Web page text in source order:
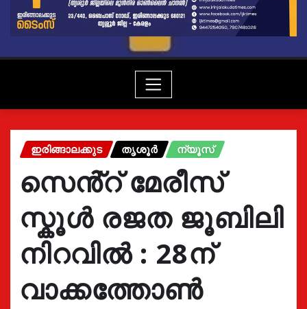
ഇരിങ്ങാലക്കുട തൃശൂർ ന്യൂസ്
സെൻ്റ് മേരീസ്
സ്കൂൾ രജത ജൂബിലി
നിറവിൽ : 28ന്
വാക്കത്തോൺ